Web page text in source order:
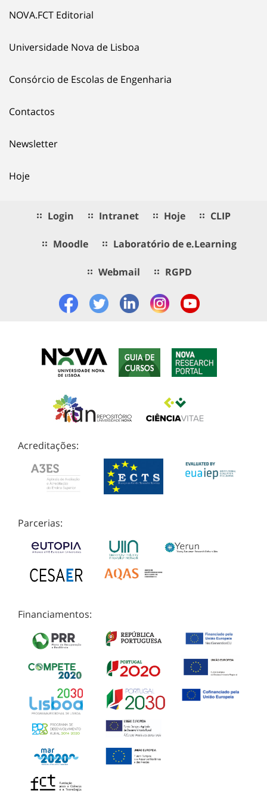
NOVA.FCT Editorial
Universidade Nova de Lisboa
Consórcio de Escolas de Engenharia
Contactos
Newsletter
Hoje
Login Intranet Hoje CLIP
Moodle Laboratório de e.Learning
Webmail RGPD
Acreditações:
Parcerias:
Financiamentos: